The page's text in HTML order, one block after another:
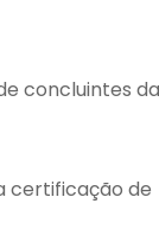
concluintes da
certificação de